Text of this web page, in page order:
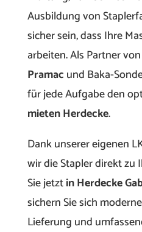
Ausbildung von
sicher sein, dass Ihre
arbeiten. Als Partner von
Pramac und Baka-
für jede Aufgabe den
mieten Herdecke.
Dank unserer eigenen
wir die Stapler direkt zu
Sie jetztin Herdecke
sichern Sie sich
Lieferung und